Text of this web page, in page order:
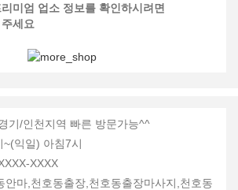
미엄 업소 정보를 확인하시려면
세요
기/인천지역 빠른 방문가능^^
~(익일) 아침7시
XXXX
안마,천호동출장,천호동출장마사지,천호동